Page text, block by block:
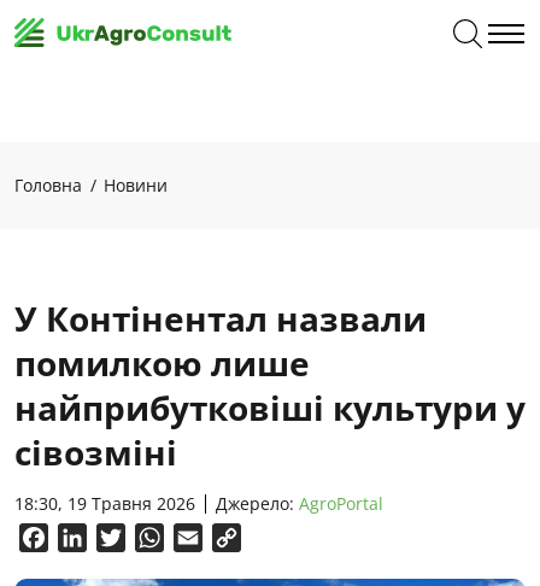
Головна Новини
У Контінентал назвали
помилкою лише
найприбутковіші культури у
сівозміні
18:30, 19 Травня 2026 Джерело: AgroPortal
FacebookLinkedInTwitterWhatsApp
Email